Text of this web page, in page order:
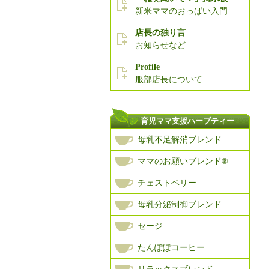
新米ママのおっぱい入門
店長の独り言
お知らせなど
Profile
服部店長について
育児ママ支援ハーブティー
母乳不足解消ブレンド
ママのお願いブレンド®
チェストベリー
母乳分泌制御ブレンド
セージ
たんぽぽコーヒー